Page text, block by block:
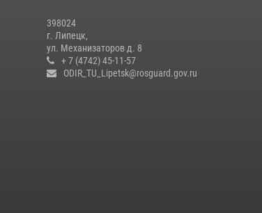
398024
г. Липецк,
ул. Механизаторов д. 8
+ 7 (4742) 45-11-57
ODIR_TU_Lipetsk@rosguard.gov.ru